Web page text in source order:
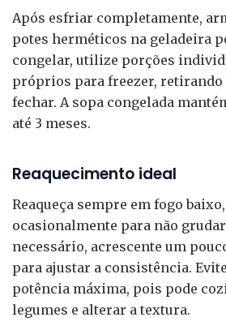
Após esfriar completamente,
potes herméticos na geladeira
congelar, utilize porções
próprios para freezer, retirando
fechar. A sopa congelada
até 3 meses.
Reaquecimento ideal
Reaqueça sempre em fogo
ocasionalmente para não
necessário, acrescente um
para ajustar a consistência.
potência máxima, pois pode
legumes e alterar a textura.